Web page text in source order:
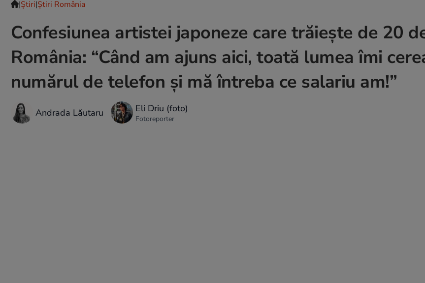
|Ştiri|Știri România
Confesiunea artistei japoneze care trăiește de 20
România: “Când am ajuns aici, toată lumea îmi
numărul de telefon și mă întreba ce salariu am!”
Andrada Lăutaru Eli Driu (foto)
Fotoreporter